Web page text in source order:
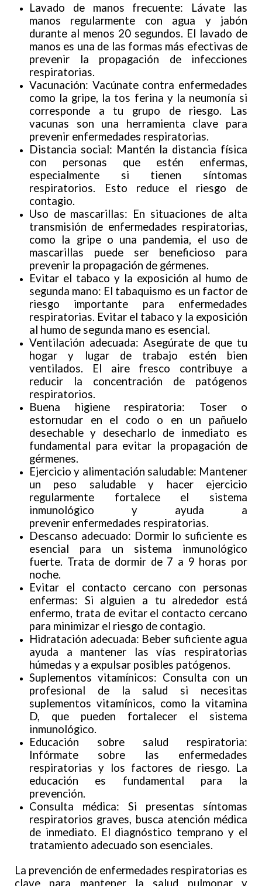
Lavado de manos frecuente: Lávate las
manos regularmente con agua y jabón
durante al menos 20 segundos. El lavado de
manos es una de las formas más efectivas de
prevenir la propagación de infecciones
respiratorias.
Vacunación: Vacúnate contra enfermedades
como la gripe, la tos ferina y la neumonía si
corresponde a tu grupo de riesgo. Las
vacunas son una herramienta clave para
prevenir enfermedades respiratorias.
Distancia social: Mantén la distancia física
con personas que estén enfermas,
especialmente si tienen síntomas
respiratorios. Esto reduce el riesgo de
contagio.
Uso de mascarillas: En situaciones de alta
transmisión de enfermedades respiratorias,
como la gripe o una pandemia, el uso de
mascarillas puede ser beneficioso para
prevenir la propagación de gérmenes.
Evitar el tabaco y la exposición al humo de
segunda mano: El tabaquismo es un factor de
riesgo importante para enfermedades
respiratorias. Evitar el tabaco y la exposición
al humo de segunda mano es esencial.
Ventilación adecuada: Asegúrate de que tu
hogar y lugar de trabajo estén bien
ventilados. El aire fresco contribuye a
reducir la concentración de patógenos
respiratorios.
Buena higiene respiratoria: Toser o
estornudar en el codo o en un pañuelo
desechable y desecharlo de inmediato es
fundamental para evitar la propagación de
gérmenes.
Ejercicio y alimentación saludable: Mantener
un peso saludable y hacer ejercicio
regularmente fortalece el sistema
inmunológico y ayuda a
prevenir enfermedades respiratorias.
Descanso adecuado: Dormir lo suficiente es
esencial para un sistema inmunológico
fuerte. Trata de dormir de 7 a 9 horas por
noche.
Evitar el contacto cercano con personas
enfermas: Si alguien a tu alrededor está
enfermo, trata de evitar el contacto cercano
para minimizar el riesgo de contagio.
Hidratación adecuada: Beber suficiente agua
ayuda a mantener las vías respiratorias
húmedas y a expulsar posibles patógenos.
Suplementos vitamínicos: Consulta con un
profesional de la salud si necesitas
suplementos vitamínicos, como la vitamina
D, que pueden fortalecer el sistema
inmunológico.
Educación sobre salud respiratoria:
Infórmate sobre las enfermedades
respiratorias y los factores de riesgo. La
educación es fundamental para la
prevención.
Consulta médica: Si presentas síntomas
respiratorios graves, busca atención médica
de inmediato. El diagnóstico temprano y el
tratamiento adecuado son esenciales.
La prevención de enfermedades respiratorias es
clave para mantener la salud pulmonar y